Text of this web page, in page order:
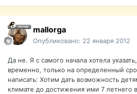
mallorga
Опубликовано: 22 января 2012
Да не. Я с самого начала хотела
временно, только на определенный
написать: Хотим дать возможность
климате до достижения ими 7 летнего